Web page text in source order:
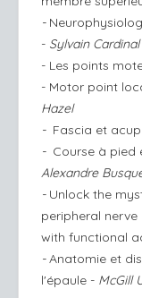
-
- Sylvain Cardinal
- Les points
- Motor point
Hazel
- Fascia et
- Course à pied
Alexandre
- Unlock the
peripheral
with functional
-Anatomie et
l'épaule - McGill